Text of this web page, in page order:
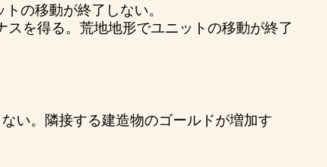
の移動が終了しない。
を得る。荒地地形でユニットの移動が終了
い。隣接する建造物のゴールドが増加す